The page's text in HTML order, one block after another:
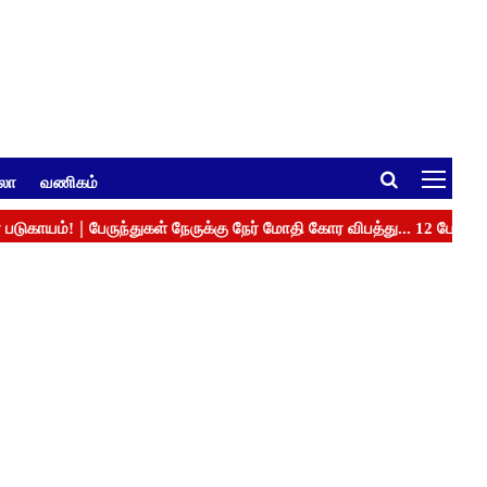
வணிகம்